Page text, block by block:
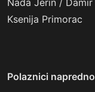
Nada Jerin /
Ksenija Primorac
Polaznici